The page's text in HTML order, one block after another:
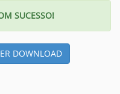
SUCESSO!
DOWNLOAD